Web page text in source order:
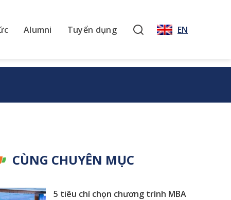
Alumni Tuyển dụng EN
CÙNG CHUYÊN MỤC
5 tiêu chí chọn chương trình MBA